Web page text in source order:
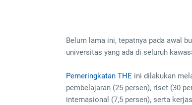
Belum lama ini, tepatnya pada awal
universitas yang ada di seluruh
Pemeringkatan THE ini dilakukan
pembelajaran (25 persen), riset (30
internasional (7,5 persen), serta